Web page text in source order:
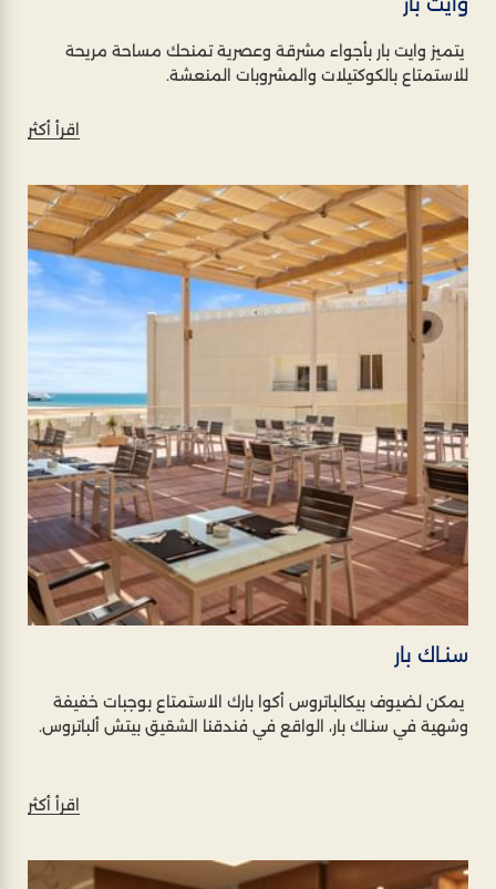
وايت بار
يتميز وايت بار بأجواء مشرقة وعصرية تمنحك مساحة مريحة
للاستمتاع بالكوكتيلات والمشروبات المنعشة.
اقرأ أكثر
سنـاك بار
يمكن لضيوف بيكالباتروس أكوا بارك الاستمتاع بوجبات خفيفة
وشهية في سنـاك بار، الواقع في فندقنا الشقيق بيتش ألباتروس.
اقرأ أكثر